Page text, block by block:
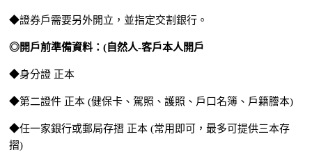
◆證券戶需要另外開立，並指定交割銀行。
◎開戶前準備資料：(自然人-客戶本人開戶
◆身分證 正本
◆第二證件 正本 (健保卡、駕照、護照、戶口名簿、戶籍謄本)
◆任一家銀行或郵局存摺 正本 (常用即可，最多可提供三本存
摺)